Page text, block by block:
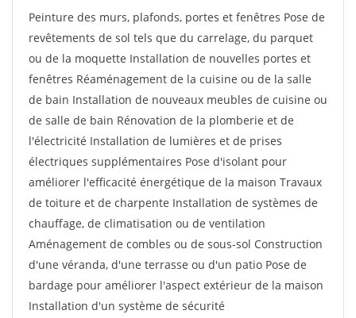
Peinture des murs, plafonds, portes et fenêtres Pose de
revêtements de sol tels que du carrelage, du parquet
ou de la moquette Installation de nouvelles portes et
fenêtres Réaménagement de la cuisine ou de la salle
de bain Installation de nouveaux meubles de cuisine ou
de salle de bain Rénovation de la plomberie et de
l'électricité Installation de lumières et de prises
électriques supplémentaires Pose d'isolant pour
améliorer l'efficacité énergétique de la maison Travaux
de toiture et de charpente Installation de systèmes de
chauffage, de climatisation ou de ventilation
Aménagement de combles ou de sous-sol Construction
d'une véranda, d'une terrasse ou d'un patio Pose de
bardage pour améliorer l'aspect extérieur de la maison
Installation d'un système de sécurité